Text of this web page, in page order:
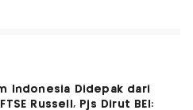
Indonesia Didepak dari
Russell, Pjs Dirut BEI: